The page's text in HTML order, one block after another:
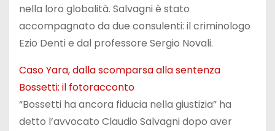
nella loro globalità. Salvagni è stato
accompagnato da due consulenti: il criminologo
Ezio Denti e dal professore Sergio Novali.
Caso Yara, dalla scomparsa alla sentenza
Bossetti: il fotoracconto
“Bossetti ha ancora fiducia nella giustizia” ha
detto l’avvocato Claudio Salvagni dopo aver